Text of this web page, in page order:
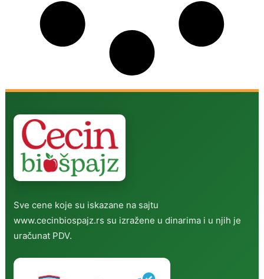
Sve cene koje su iskazane na sajtu
www.cecinbiospajz.rs su izražene u dinarima i u njih je
uračunat PDV.